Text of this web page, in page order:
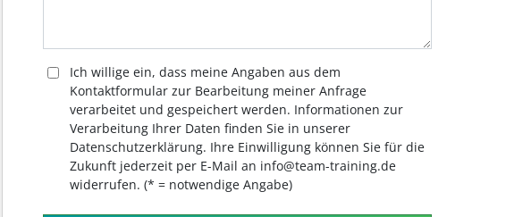
Ich willige ein, dass meine Angaben aus dem
Kontaktformular zur Bearbeitung meiner Anfrage
verarbeitet und gespeichert werden. Informationen zur
Verarbeitung Ihrer Daten finden Sie in unserer
Datenschutzerklärung. Ihre Einwilligung können Sie für die
Zukunft jederzeit per E-Mail an info@team-training.de
widerrufen. (* = notwendige Angabe)